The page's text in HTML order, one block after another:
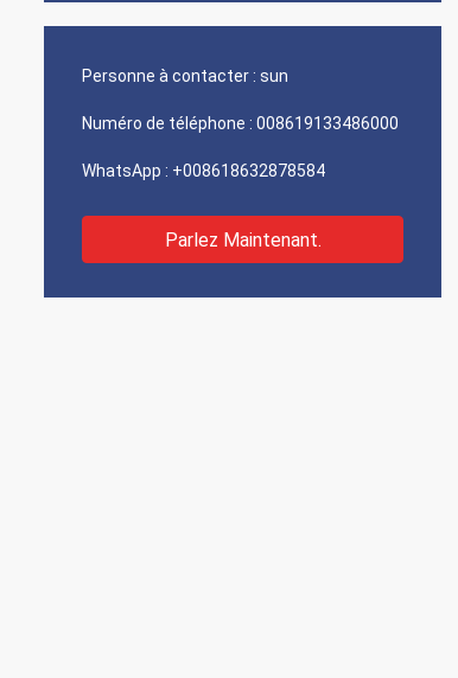
Personne à contacter : sun
Numéro de téléphone : 008619133486000
WhatsApp : +008618632878584
Parlez Maintenant.